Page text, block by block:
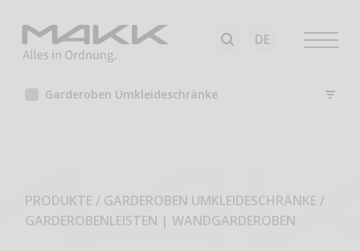
Garderoben Umkleideschränke
PRODUKTE / GARDEROBEN UMKLEIDESCHRÄNKE /
GARDEROBENLEISTEN | WANDGARDEROBEN